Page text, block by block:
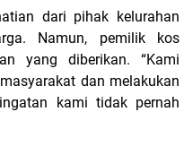
dari pihak kelurahan
Namun, pemilik kos
yang diberikan. “Kami
dan melakukan
kami tidak pernah